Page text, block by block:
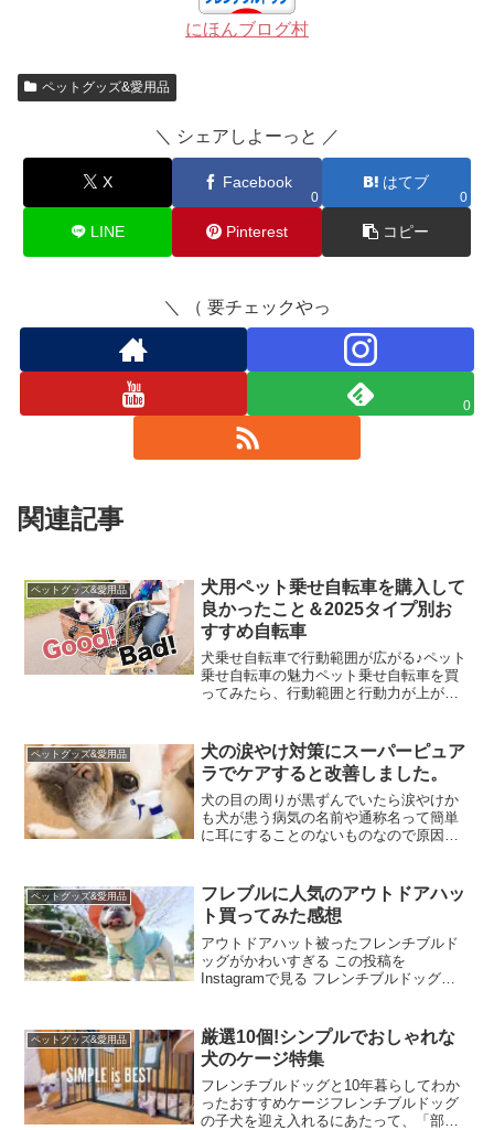
にほんブログ村
ペットグッズ&愛用品
＼ シェアしよーっと ／
X Facebook
0
はてブ
0
LINE Pinterest コピー
＼ （ 要チェックやっ
0
関連記事
ペットグッズ&愛用品
犬用ペット乗せ自転車を購入して
良かったこと＆2025タイプ別お
すすめ自転車
犬乗せ自転車で行動範囲が広がる♪ペット
乗せ自転車の魅力ペット乗せ自転車を買
ってみたら、行動範囲と行動力が上がる
労力も時間も半分。しかも、体力は歩き
より断然残っているので...
ペットグッズ&愛用品
犬の涙やけ対策にスーパーピュア
ラでケアすると改善しました。
犬の目の周りが黒ずんでいたら涙やけか
も犬が患う病気の名前や通称名って簡単
に耳にすることのないものなので原因や
んでいたり・赤くなっていたりするのは
大抵「涙やけ」と言われる...
ペットグッズ&愛用品
フレブルに人気のアウトドアハッ
ト買ってみた感想
アウトドアハット被ったフレンチブルド
ッグがかわいすぎる この投稿を
Instagramで見る フレンチブルドッグの
ていると、なんとも可愛...
ペットグッズ&愛用品
厳選10個!シンプルでおしゃれな
犬のケージ特集
フレンチブルドッグと10年暮らしてわか
ったおすすめケージフレンチブルドッグ
の子犬を迎え入れるにあたって、「部屋